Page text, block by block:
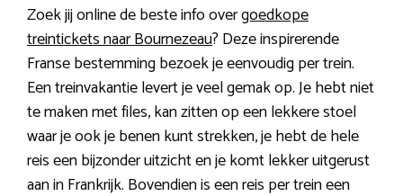
Zoek jij online de beste info overgoedkope
treintickets naar Bournezeau? Deze inspirerende
Franse bestemming bezoek je eenvoudig per trein.
Een treinvakantie levert je veel gemak op. Je hebt niet
te maken met files, kan zitten op een lekkere stoel
waar je ook je benen kunt strekken, je hebt de hele
reis een bijzonder uitzicht en je komt lekker uitgerust
aan in Frankrijk. Bovendien is een reis per trein een